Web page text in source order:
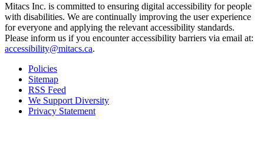
Mitacs Inc. is committed to ensuring digital accessibility for people
with disabilities. We are continually improving the user experience
for everyone and applying the relevant accessibility standards.
Please inform us if you encounter accessibility barriers via email at:
accessibility@mitacs.ca.
Policies
Sitemap
RSS Feed
We Support Diversity
Privacy Statement